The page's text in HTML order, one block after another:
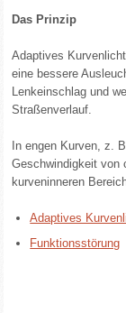
Das Prinzip
Adaptives
eine bessere
Lenkeinschlag und
Straßenverlauf.
In engen Kurven, z.
Geschwindigkeit von
kurveninneren
Adaptives
Funktionsstörung